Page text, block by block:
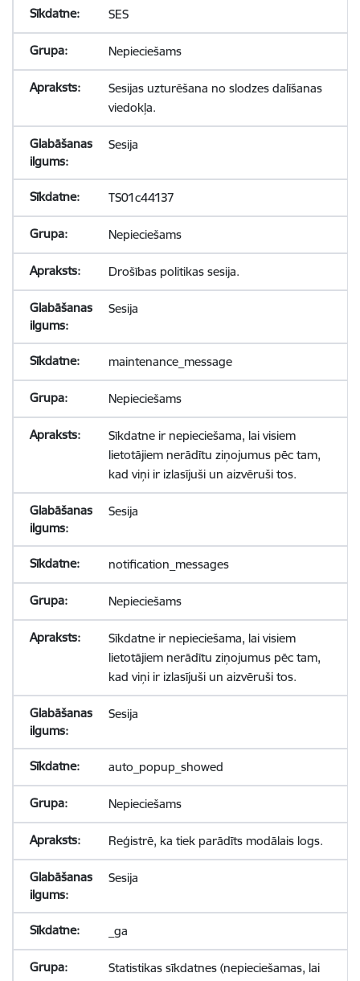
SES
Nepieciešams
Sesijas uzturēšana no slodzes dalīšanas
viedokļa.
Sesija
TS01c44137
Nepieciešams
Drošības politikas sesija.
Sesija
maintenance_message
Nepieciešams
Sīkdatne ir nepieciešama, lai visiem
lietotājiem nerādītu ziņojumus pēc tam,
kad viņi ir izlasījuši un aizvēruši tos.
Sesija
notification_messages
Nepieciešams
Sīkdatne ir nepieciešama, lai visiem
lietotājiem nerādītu ziņojumus pēc tam,
kad viņi ir izlasījuši un aizvēruši tos.
Sesija
auto_popup_showed
Nepieciešams
Reģistrē, ka tiek parādīts modālais logs.
Sesija
_ga
Statistikas sīkdatnes (nepieciešamas, lai